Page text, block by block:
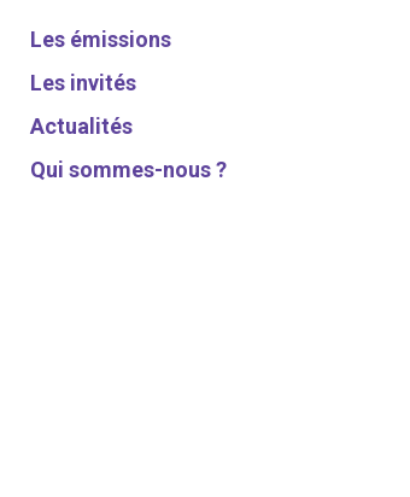
Les émissions
Les invités
Actualités
Qui sommes-nous ?